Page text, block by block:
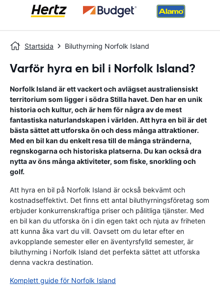
Startsida Biluthyrning Norfolk Island
Varför hyra en bil i Norfolk Island?
Norfolk Island är ett vackert och avlägset australiensiskt
territorium som ligger i södra Stilla havet. Den har en unik
historia och kultur, och är hem för några av de mest
fantastiska naturlandskapen i världen. Att hyra en bil är det
bästa sättet att utforska ön och dess många attraktioner.
Med en bil kan du enkelt resa till de många stränderna,
regnskogarna och historiska platserna. Du kan också dra
nytta av öns många aktiviteter, som fiske, snorkling och
golf.
Att hyra en bil på Norfolk Island är också bekvämt och
kostnadseffektivt. Det finns ett antal biluthyrningsföretag som
erbjuder konkurrenskraftiga priser och pålitliga tjänster. Med
en bil kan du utforska ön i din egen takt och njuta av friheten
att kunna åka vart du vill. Oavsett om du letar efter en
avkopplande semester eller en äventyrsfylld semester, är
biluthyrning i Norfolk Island det perfekta sättet att utforska
denna vackra destination.
Komplett guide för Norfolk Island